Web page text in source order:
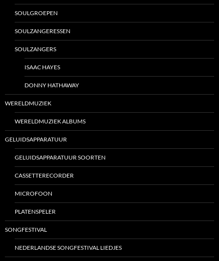
SOULGROEPEN
SOULZANGERESSEN
SOULZANGERS
ISAAC HAYES
DONNY HATHAWAY
WERELDMUZIEK
WERELDMUZIEK ALBUMS
GELUIDSAPPARATUUR
GELUIDSAPPARATUUR SOORTEN
CASSETTERECORDER
MICROFOON
PLATENSPELER
SONGFESTIVAL
NEDERLANDSE SONGFESTIVAL LIEDJES